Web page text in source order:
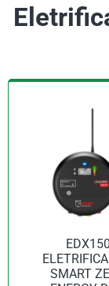
EDX150
SMART